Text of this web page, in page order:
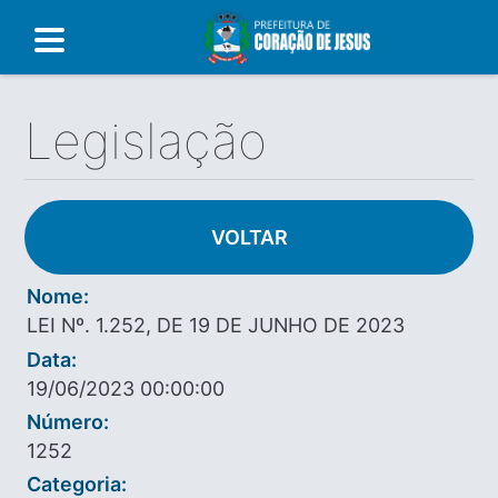
Legislação
VOLTAR
Nome:
LEI Nº. 1.252, DE 19 DE JUNHO DE 2023
Data:
19/06/2023 00:00:00
Número:
1252
Categoria: